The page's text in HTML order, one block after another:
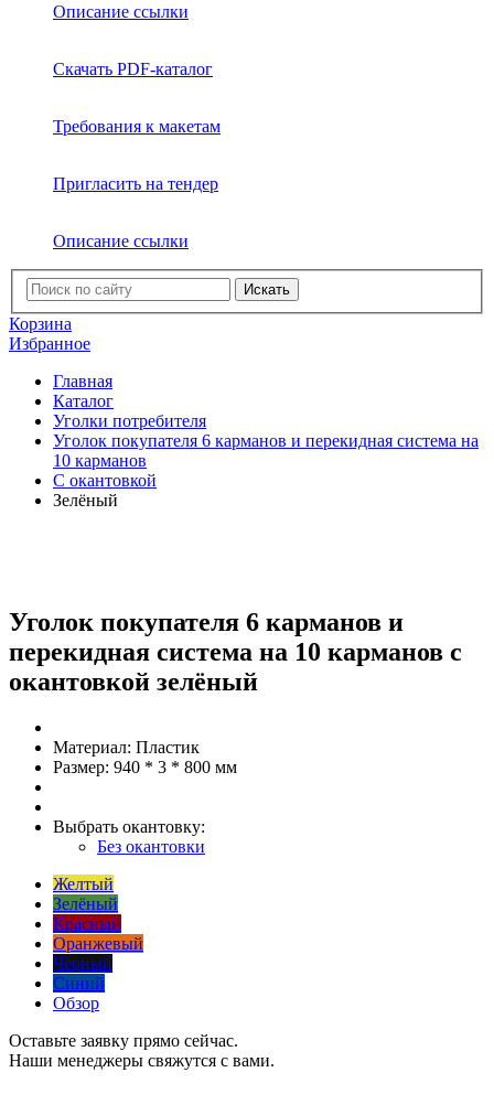
Описание ссылки
Скачать PDF-каталог
Требования к макетам
Пригласить на тендер
Описание ссылки
Искать
Корзина
Избранное
Главная
Каталог
Уголки потребителя
Уголок покупателя 6 карманов и перекидная система на
10 карманов
C окантовкой
Зелёный
Уголок покупателя 6 карманов и
перекидная система на 10 карманов с
окантовкой зелёный
Материал: Пластик
Размер: 940 * 3 * 800 мм
Выбрать окантовку:
Без окантовки
Желтый
Зелёный
Красный
Оранжевый
Чёрный
Синий
Обзор
Оставьте заявку прямо сейчас.
Наши менеджеры свяжутся с вами.